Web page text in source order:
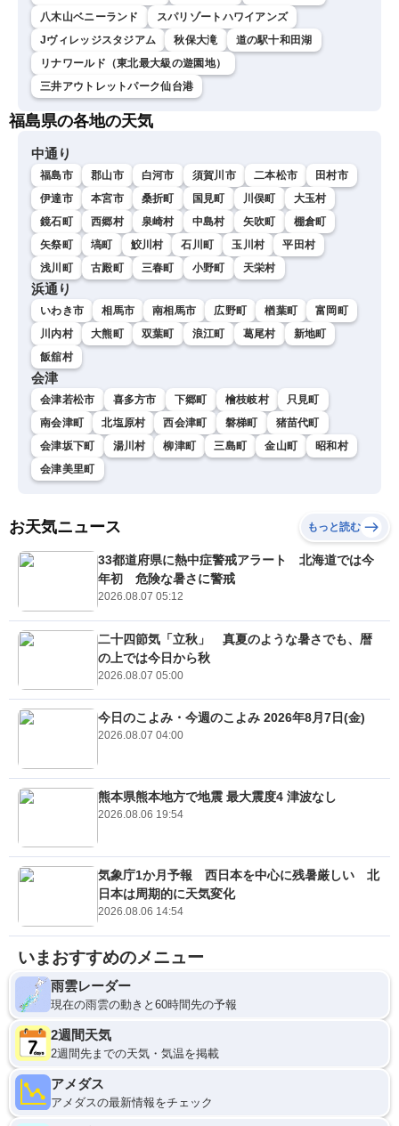
八木山ベニーランド
スパリゾートハワイアンズ
Jヴィレッジスタジアム
秋保大滝
道の駅十和田湖
リナワールド（東北最大級の遊園地）
三井アウトレットパーク仙台港
福島県の各地の天気
中通り
福島市 郡山市 白河市 須賀川市 二本松市
田村市
伊達市
本宮市 桑折町 国見町 川俣町
大玉村
鏡石町
西郷村 泉崎村 中島村 矢吹町
棚倉町
矢祭町
塙町 鮫川村 石川町 玉川村
平田村
浅川町
古殿町 三春町 小野町 天栄村
浜通り
いわき市 相馬市 南相馬市 広野町 楢葉町
富岡町
川内村
大熊町 双葉町 浪江町 葛尾村
新地町
飯舘村
会津
会津若松市 喜多方市 下郷町 檜枝岐村
只見町
南会津町
北塩原村 西会津町 磐梯町
猪苗代町
会津坂下町
湯川村 柳津町 三島町 金山町
昭和村
会津美里町
お天気ニュース もっと読む
33都道府県に熱中症警戒アラート 北海道では今
年初 危険な暑さに警戒
2026.08.07 05:12
二十四節気「立秋」 真夏のような暑さでも、暦
の上では今日から秋
2026.08.07 05:00
今日のこよみ・今週のこよみ 2026年8月7日(金)
2026.08.07 04:00
熊本県熊本地方で地震 最大震度4 津波なし
2026.08.06 19:54
気象庁1か月予報 西日本を中心に残暑厳しい 北
日本は周期的に天気変化
2026.08.06 14:54
いまおすすめのメニュー
雨雲レーダー
現在の雨雲の動きと60時間先の予報
2週間天気
2週間先までの天気・気温を掲載
アメダス
アメダスの最新情報をチェック